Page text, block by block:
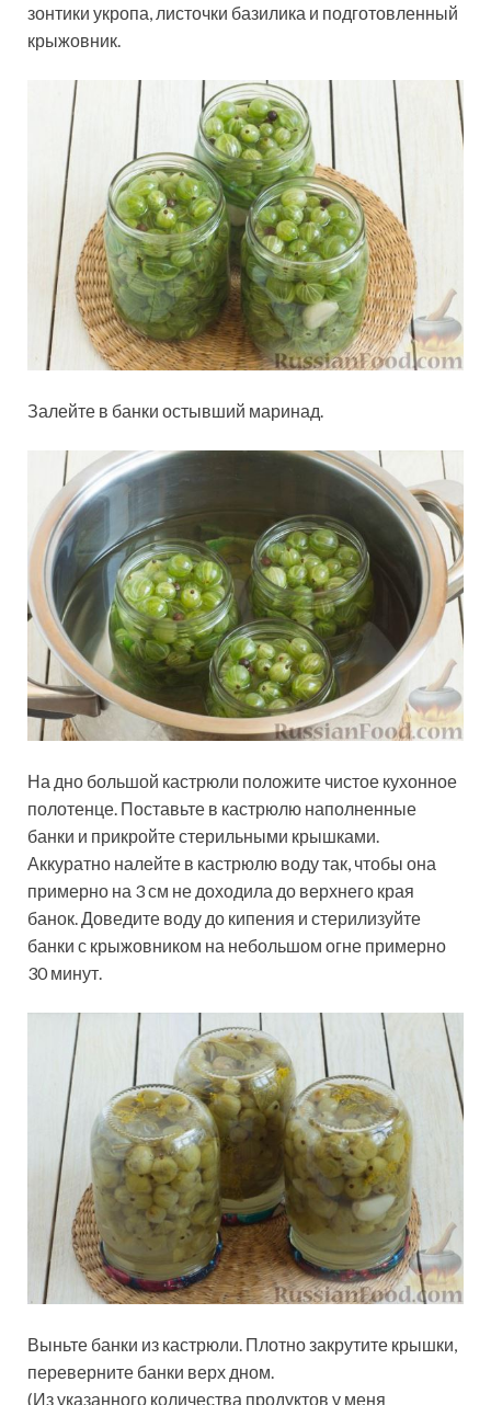
зонтики укропа, листочки базилика и подготовленный
крыжовник.
Залейте в банки остывший маринад.
На дно большой кастрюли положите чистое кухонное
полотенце. Поставьте в кастрюлю наполненные
банки и прикройте стерильными крышками.
Аккуратно налейте в кастрюлю воду так, чтобы она
примерно на 3 см не доходила до верхнего края
банок. Доведите воду до кипения и стерилизуйте
банки с крыжовником на небольшом огне примерно
30 минут.
Выньте банки из кастрюли. Плотно закрутите крышки,
переверните банки верх дном.
(Из указанного количества продуктов у меня